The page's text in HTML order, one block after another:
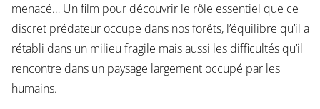
menacé… Un film pour découvrir le rôle essentiel que ce
discret prédateur occupe dans nos forêts, l’équilibre qu’il a
rétabli dans un milieu fragile mais aussi les difficultés qu’il
rencontre dans un paysage largement occupé par les
humains.